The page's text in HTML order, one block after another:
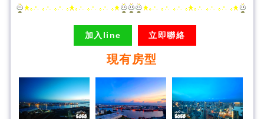
加入line 立即聯絡
現有房型